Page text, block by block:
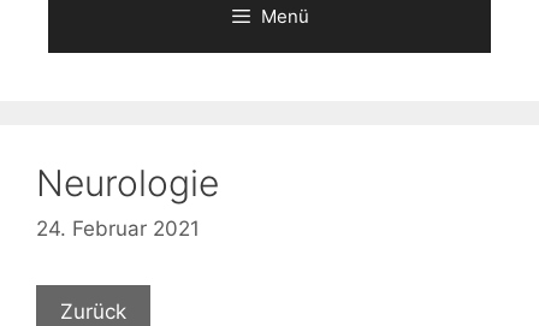
Menü
Neurologie
24. Februar 2021
Zurück